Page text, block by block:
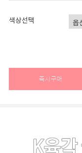
색상선택
즉시구매